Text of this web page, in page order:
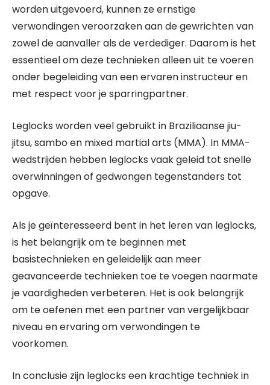
worden uitgevoerd, kunnen ze ernstige
verwondingen veroorzaken aan de gewrichten van
zowel de aanvaller als de verdediger. Daarom is het
essentieel om deze technieken alleen uit te voeren
onder begeleiding van een ervaren instructeur en
met respect voor je sparringpartner.
Leglocks worden veel gebruikt in Braziliaanse jiu-
jitsu, sambo en mixed martial arts (MMA). In MMA-
wedstrijden hebben leglocks vaak geleid tot snelle
overwinningen of gedwongen tegenstanders tot
opgave.
Als je geïnteresseerd bent in het leren van leglocks,
is het belangrijk om te beginnen met
basistechnieken en geleidelijk aan meer
geavanceerde technieken toe te voegen naarmate
je vaardigheden verbeteren. Het is ook belangrijk
om te oefenen met een partner van vergelijkbaar
niveau en ervaring om verwondingen te
voorkomen.
In conclusie zijn leglocks een krachtige techniek in